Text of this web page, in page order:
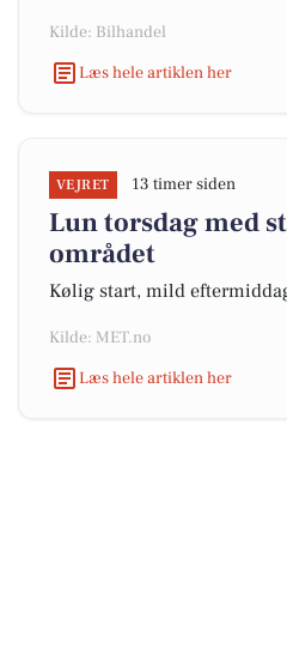
Kilde: Bilhandel
Læs hele artiklen her
VEJRET 13 timer siden
Lun torsdag med
området
Kølig start, mild
Kilde: MET.no
Læs hele artiklen her